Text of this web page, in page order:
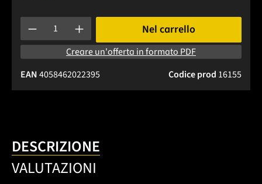
Quantità del prodotto: inserisci la quantità desiderata o
Nel carrello
Creare un'offerta in formato PDF
Codice prod 16155
EAN4058462022395
DESCRIZIONE
VALUTAZIONI